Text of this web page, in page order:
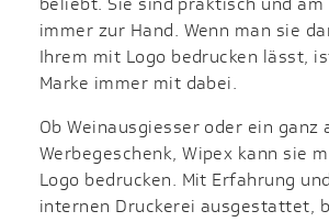
immer zur Hand. Wenn man sie
Ihrem mit Logo bedrucken lässt,
Marke immer mit dabei.
Ob Weinausgiesser oder ein ganz
Werbegeschenk, Wipex kann sie
Logo bedrucken. Mit Erfahrung
internen Druckerei ausgestattet,